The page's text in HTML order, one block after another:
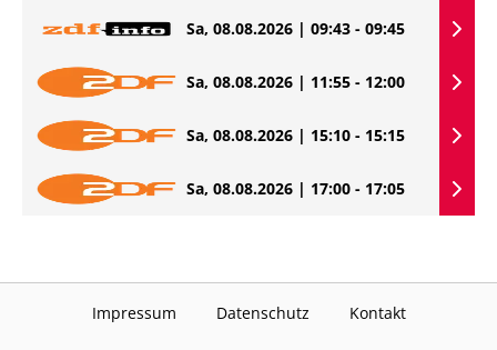
Sa, 08.08.2026 | 09:43 - 09:45
Sa, 08.08.2026 | 11:55 - 12:00
Sa, 08.08.2026 | 15:10 - 15:15
Sa, 08.08.2026 | 17:00 - 17:05
Impressum Datenschutz Kontakt